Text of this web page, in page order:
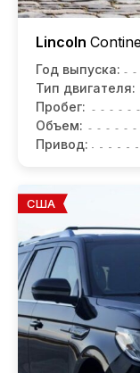
Lincoln
Год выпуска:
Тип двигателя:
Пробег:
Объем:
Привод:
США